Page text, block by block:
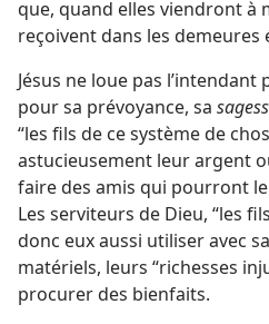
que, quand elles viendront à
reçoivent dans les demeures
Jésus ne loue pas
pour sa prévoyance, sa
“les fils de ce système de
astucieusement leur argent
faire des amis qui pourront
Les serviteurs de Dieu, “les
donc eux aussi utiliser avec
matériels, leurs “richesses
procurer des bienfaits.